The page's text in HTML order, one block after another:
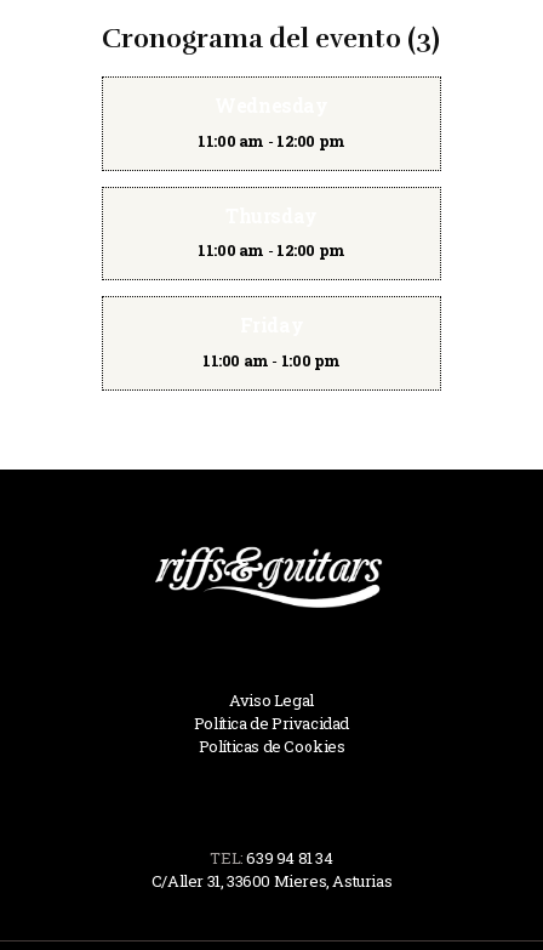
Cronograma del evento (3)
11:00 am - 12:00 pm
11:00 am - 12:00 pm
11:00 am - 1:00 pm
Aviso Legal
Política de Privacidad
Políticas de Cookies
TEL:639 94 81 34
C/Aller 31, 33600 Mieres, Asturias